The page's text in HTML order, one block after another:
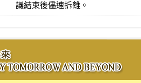
議結束後儘速拆離。